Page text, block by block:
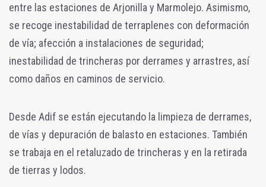
entre las estaciones de Arjonilla y Marmolejo. Asimismo,
se recoge inestabilidad de terraplenes con deformación
de vía; afección a instalaciones de seguridad;
inestabilidad de trincheras por derrames y arrastres, así
como daños en caminos de servicio.
Desde Adif se están ejecutando la limpieza de derrames,
de vías y depuración de balasto en estaciones. También
se trabaja en el retaluzado de trincheras y en la retirada
de tierras y lodos.